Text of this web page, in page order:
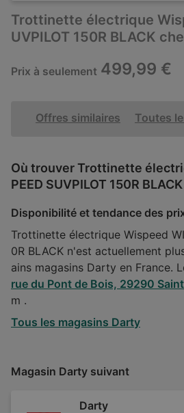
Trottinette électrique
UVPILOT 150R BLACK
Prix à seulement 499,99 €
Offres similaires Toutes
Où trouver Trottinette
PEED SUVPILOT 150R BLACK
Disponibilité et tendance des
Trottinette électrique Wispeed
0R BLACK n'est actuellement
ains magasins Darty en France.
rue du Pont de Bois, 29290
m .
Tous les magasins Darty
Magasin Darty suivant
Darty